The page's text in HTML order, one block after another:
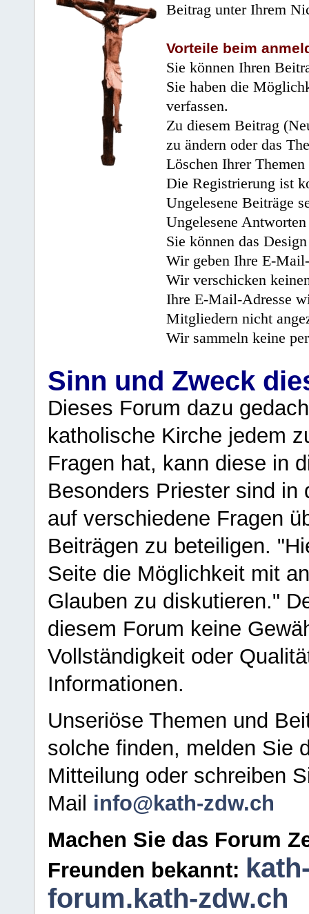
Beitrag unter Ihrem
Vorteile beim
Sie können Ihren
Sie haben die
verfassen.
Zu diesem Beitrag
zu ändern oder das
Löschen Ihrer
Die Registrierung ist
Ungelesene Beiträge
Ungelesene
Sie können das
Wir geben Ihre E-
Wir verschicken
Ihre E-Mail-Adresse
Mitgliedern nicht
Wir sammeln keine
Sinn und Zweck
Dieses Forum dazu
katholische Kirche jedem
Fragen hat, kann diese in
Besonders Priester sind in
auf verschiedene Fragen
Beiträgen zu beteiligen.
Seite die Möglichkeit mit
Glauben zu diskutieren."
diesem Forum keine
Vollständigkeit oder
Informationen.
Unseriöse Themen und
solche finden, melden Sie
Mitteilung oder schreiben
Mail info@kath-zdw.ch
Machen Sie das Forum
Freunden bekannt:
forum.kath-zdw.ch